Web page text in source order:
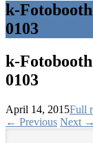
k-
0103
k-
0103
April 14, 2015Full
← Previous Next →